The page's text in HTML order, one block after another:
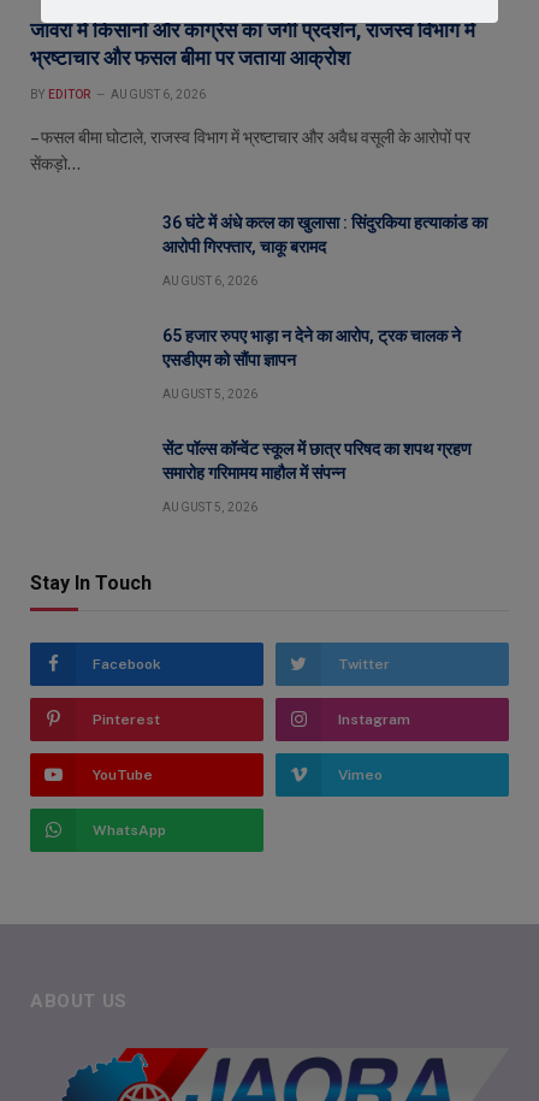
जावरा में किसानों और कांग्रेस का जंगी प्रदर्शन, राजस्व विभाग में
भ्रष्टाचार और फसल बीमा पर जताया आक्रोश
BY EDITOR AUGUST 6, 2026
– फसल बीमा घोटाले, राजस्व विभाग में भ्रष्टाचार और अवैध वसूली के आरोपों पर
सेंकड़ो…
36 घंटे में अंधे कत्ल का खुलासा : सिंदुरकिया हत्याकांड का
आरोपी गिरफ्तार, चाकू बरामद
AUGUST 6, 2026
65 हजार रुपए भाड़ा न देने का आरोप, ट्रक चालक ने
एसडीएम को सौंपा ज्ञापन
AUGUST 5, 2026
सेंट पॉल्स कॉन्वेंट स्कूल में छात्र परिषद का शपथ ग्रहण
समारोह गरिमामय माहौल में संपन्न
AUGUST 5, 2026
Stay In Touch
Facebook Twitter
Pinterest Instagram
YouTube Vimeo
WhatsApp
ABOUT US